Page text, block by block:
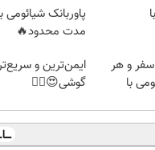
پاوربانک
مدت محدود🔥
سفر و هر
با
ایمن‌ترین و
گوشی😍👌🏻